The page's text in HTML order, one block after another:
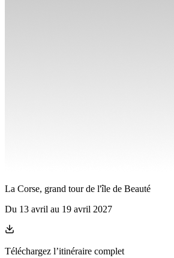
La Corse, grand tour de l'île de Beauté
Du 13 avril au 19 avril 2027
Téléchargez l’itinéraire complet